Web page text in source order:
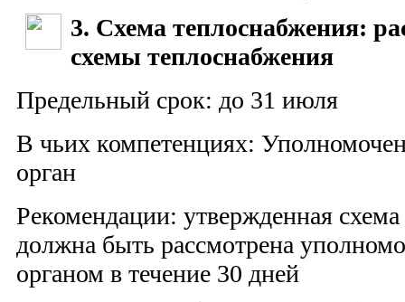
3. Схема теплоснабжения:
схемы теплоснабжения
Предельный срок: до 31 июля
В чьих компетенциях:
орган
Рекомендации: утвержденная
должна быть рассмотрена
органом в течение 30 дней